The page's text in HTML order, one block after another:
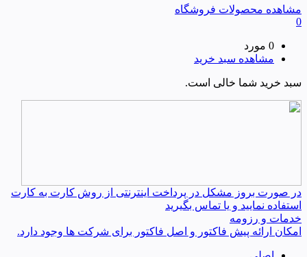
مشاهده محصولات فروشگاه
0
0 مورد
مشاهده سبد خرید
سبد خرید شما خالی است.
در صورت بروز مشکل در پرداخت اینترنتی از روش کارت به کارت
استفاده نمایید و یا تماس بگیرید
خدمات و رزومه
امکان ارائه پیش فاکتور و اصل فاکتور برای شرکت ها وجود دارد.